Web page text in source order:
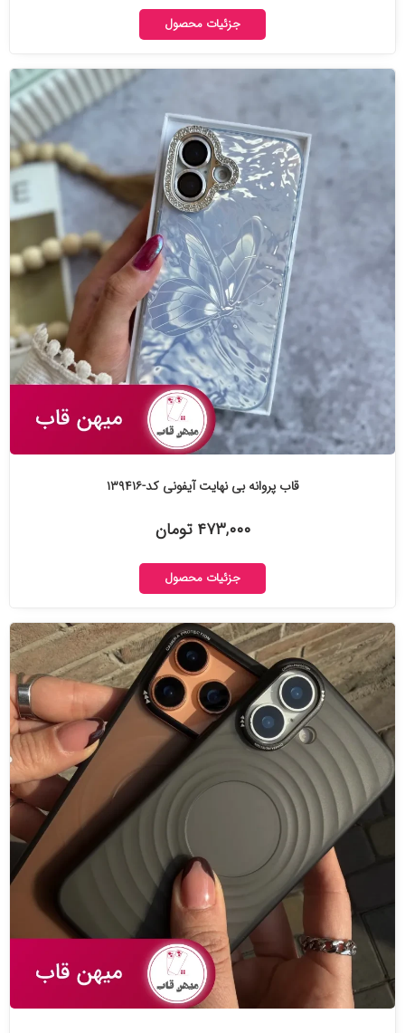
جزئیات محصول
قاب پروانه بی نهایت آیفونی کد-۱۳۹۴۱۶
۴۷۳,۰۰۰ تومان
جزئیات محصول